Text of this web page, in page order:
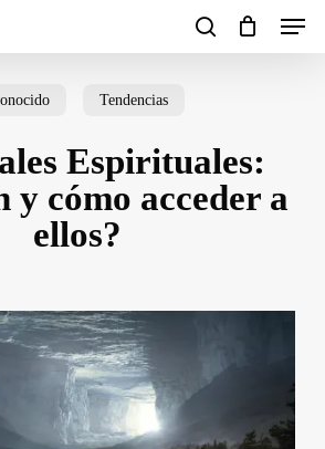
search
Menu
Close
Tendencias
Espirituales:
y cómo acceder a
ellos?